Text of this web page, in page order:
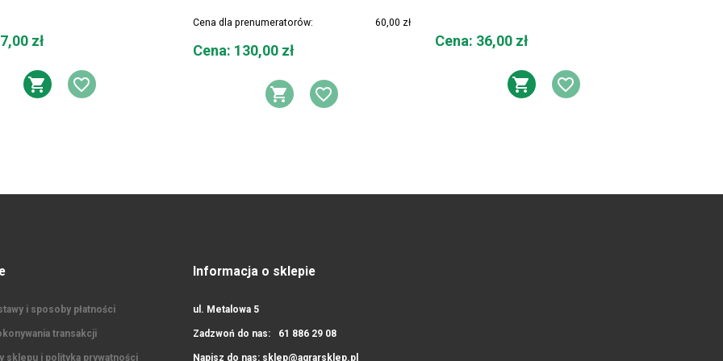
ŻYCZEŃ
zł
DODAJ DO KOSZYKA
DODAJ DO LISTY ŻYCZEŃ
Cena dla prenumeratorów: 60,00 zł
Cena
Cena: 130,00 zł
DODAJ DO KOSZYKA
DODAJ DO LISTY ŻYCZEŃ
Cena
Cena: 36,00 zł
DODAJ DO
DODAJ DO
i sposoby płatności
transakcji
sklepu i polityka prywatności
Informacja o sklepie
ul. Metalowa 5
Zadzwoń do nas: 61 886 29 08
Napisz do nas: sklep@agrarsklep.pl